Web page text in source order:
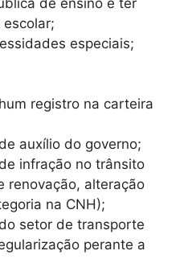
especiais;
registro na carteira
auxílio do governo;
infração no trânsito
renovação, alteração
na CNH);
setor de transporte
perante a